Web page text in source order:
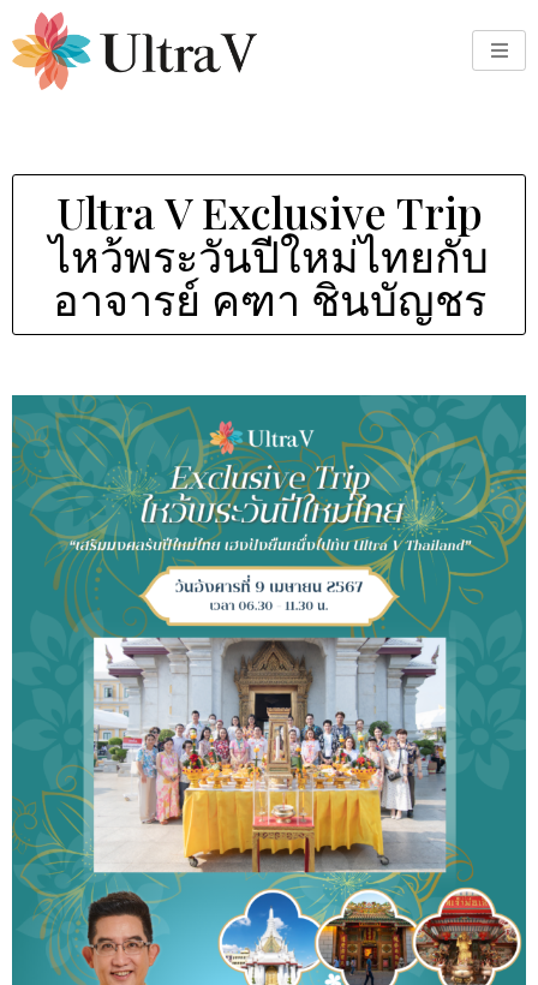
Ultra V Exclusive Trip
ไหว้พระวันปีใหม่ไทยกับ
อาจารย์ คฑา ชินบัญชร